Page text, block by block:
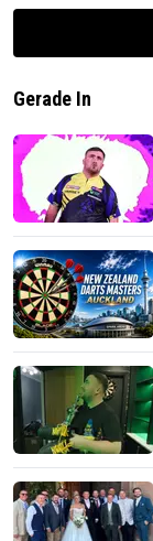
Gerade In